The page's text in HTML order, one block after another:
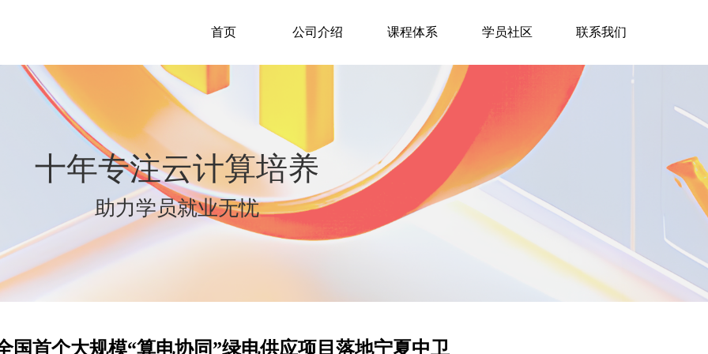
首页 公司介绍 课程体系 学员社区 联系我们
十年专注云计算培养
助力学员就业无忧
国首个大规模“算电协同”绿电供应项目落地宁夏中卫